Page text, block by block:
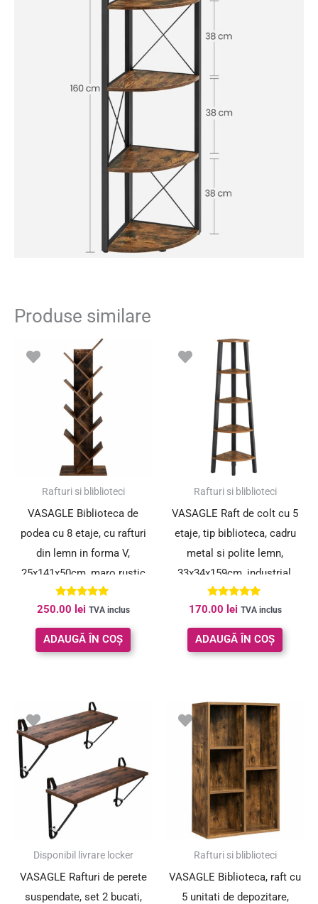
Produse similare
Rafturi si bliblioteci
VASAGLE Biblioteca de
podea cu 8 etaje, cu rafturi
din lemn in forma V,
25x141x50cm, maro rustic
Evaluat la
4.82
din 5
250.00 lei TVA inclus
ADAUGĂ ÎN COȘ
Rafturi si bliblioteci
VASAGLE Raft de colt cu 5
etaje, tip biblioteca, cadru
metal si polite lemn,
33x34x159cm, industrial,
maro rustic si negru
Evaluat la
5.00
din 5
170.00 lei TVA inclus
ADAUGĂ ÎN COȘ
Disponibil livrare locker
VASAGLE Rafturi de perete
suspendate, set 2 bucati,
Rafturi si bliblioteci
VASAGLE Biblioteca, raft cu
5 unitati de depozitare,